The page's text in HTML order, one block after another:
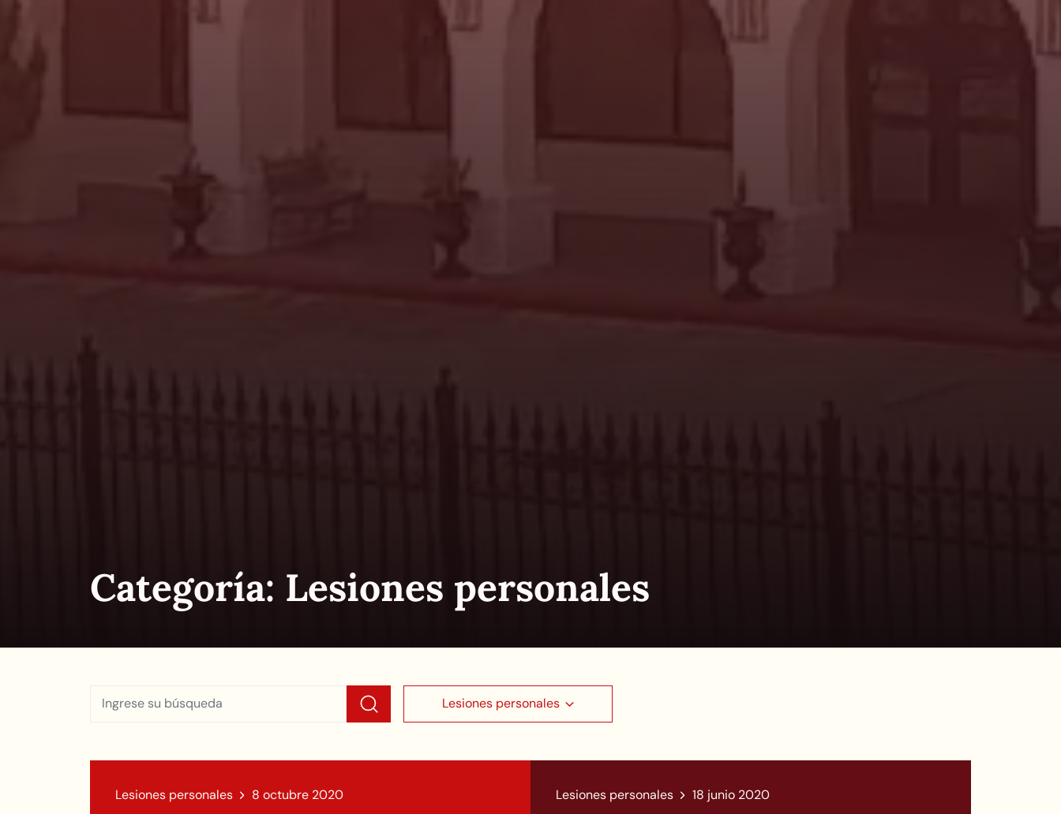
Categoría: Lesiones personales
Lesiones personales
Lesiones personales 8 octubre 2020 Lesiones personales 18 junio 2020